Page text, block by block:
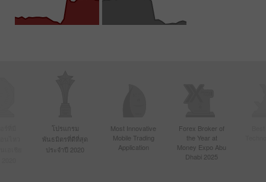
โปรแกรม
พันธมิตรที่ดีที่สุด
ประจำปี 2020
Most Innovative
Mobile Trading
Application
Forex Broker of
the Year at
Money Expo Abu
Dhabi 2025